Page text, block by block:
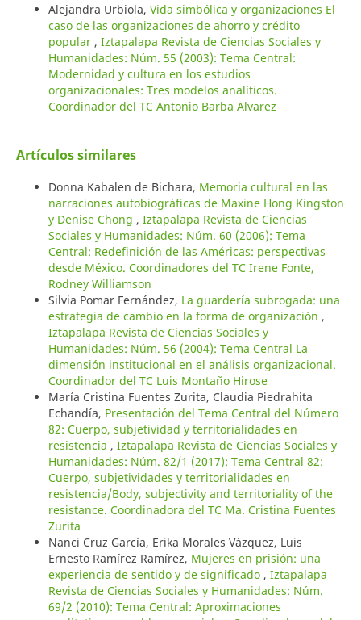
Alejandra Urbiola, Vida simbólica y organizaciones El
caso de las organizaciones de ahorro y crédito
popular , Iztapalapa Revista de Ciencias Sociales y
Humanidades: Núm. 55 (2003): Tema Central:
Modernidad y cultura en los estudios
organizacionales: Tres modelos analíticos.
Coordinador del TC Antonio Barba Alvarez
Artículos similares
Donna Kabalen de Bichara, Memoria cultural en las
narraciones autobiográficas de Maxine Hong Kingston
y Denise Chong , Iztapalapa Revista de Ciencias
Sociales y Humanidades: Núm. 60 (2006): Tema
Central: Redefinición de las Américas: perspectivas
desde México. Coordinadores del TC Irene Fonte,
Rodney Williamson
Silvia Pomar Fernández, La guardería subrogada: una
estrategia de cambio en la forma de organización ,
Iztapalapa Revista de Ciencias Sociales y
Humanidades: Núm. 56 (2004): Tema Central La
dimensión institucional en el análisis organizacional.
Coordinador del TC Luis Montaño Hirose
María Cristina Fuentes Zurita, Claudia Piedrahita
Echandía, Presentación del Tema Central del Número
82: Cuerpo, subjetividad y territorialidades en
resistencia , Iztapalapa Revista de Ciencias Sociales y
Humanidades: Núm. 82/1 (2017): Tema Central 82:
Cuerpo, subjetividades y territorialidades en
resistencia/Body, subjectivity and territoriality of the
resistance. Coordinadora del TC Ma. Cristina Fuentes
Zurita
Nanci Cruz García, Erika Morales Vázquez, Luis
Ernesto Ramírez Ramírez, Mujeres en prisión: una
experiencia de sentido y de significado , Iztapalapa
Revista de Ciencias Sociales y Humanidades: Núm.
69/2 (2010): Tema Central: Aproximaciones